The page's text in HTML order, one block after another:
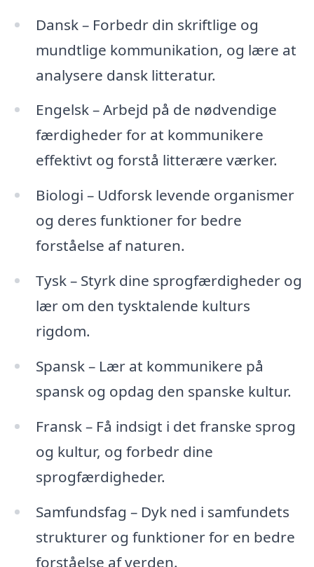
Dansk – Forbedr din skriftlige og
mundtlige kommunikation, og lære at
analysere dansk litteratur.
Engelsk – Arbejd på de nødvendige
færdigheder for at kommunikere
effektivt og forstå litterære værker.
Biologi – Udforsk levende organismer
og deres funktioner for bedre
forståelse af naturen.
Tysk – Styrk dine sprogfærdigheder og
lær om den tysktalende kulturs
rigdom.
Spansk – Lær at kommunikere på
spansk og opdag den spanske kultur.
Fransk – Få indsigt i det franske sprog
og kultur, og forbedr dine
sprogfærdigheder.
Samfundsfag – Dyk ned i samfundets
strukturer og funktioner for en bedre
forståelse af verden.